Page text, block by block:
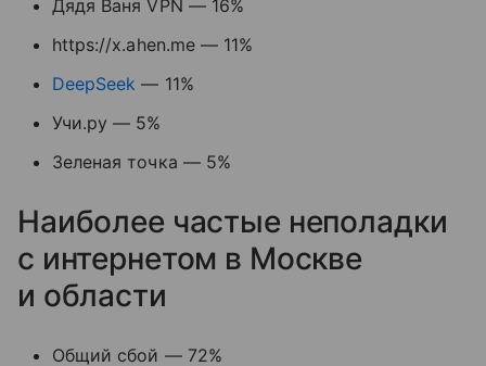
Дядя Ваня VPN — 16%
https://x.ahen.me — 11%
DeepSeek — 11%
Учи.ру — 5%
Зеленая точка — 5%
Наиболее частые неполадки
с интернетом в Москве
и области
Общий сбой — 72%